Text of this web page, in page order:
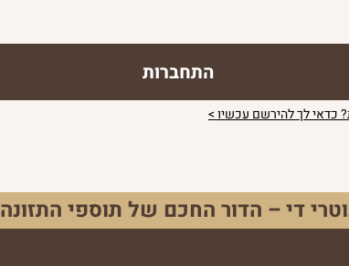
התחברות
כדאי לך להירשם עכשיו >
די – הדור החכם של תוספי התזונה